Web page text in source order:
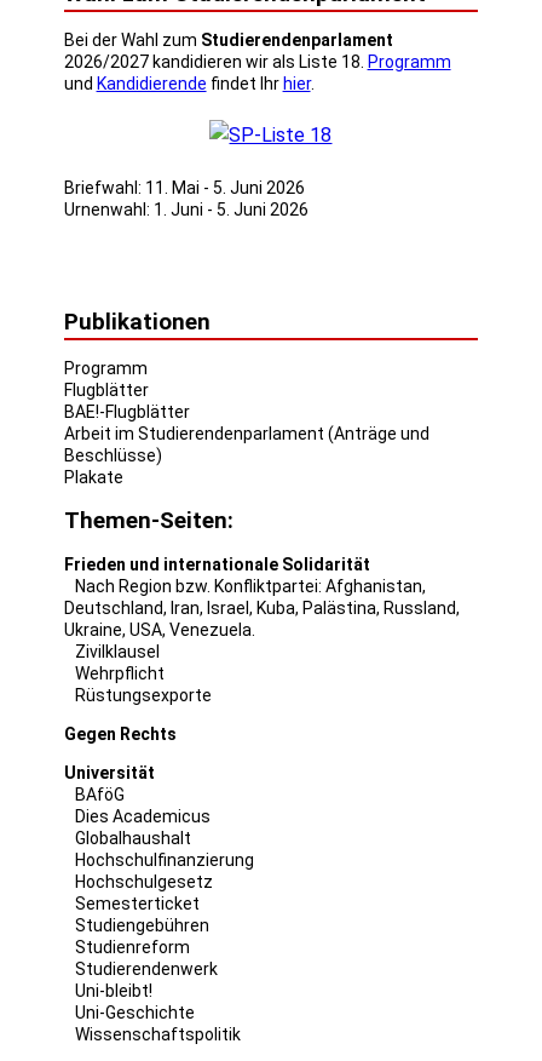
Bei der Wahl zum Studierendenparlament
2026/2027 kandidieren wir als Liste 18. Programm
und Kandidierende findet Ihr hier.
Briefwahl: 11. Mai - 5. Juni 2026
Urnenwahl: 1. Juni - 5. Juni 2026
Publikationen
Programm
Flugblätter
BAE!-Flugblätter
Arbeit im Studierendenparlament (Anträge und
Beschlüsse)
Plakate
Themen-Seiten:
Frieden und internationale Solidarität
Nach Region bzw. Konfliktpartei: Afghanistan,
Deutschland, Iran, Israel , Kuba, Palästina, Russland,
Ukraine, USA, Venezuela
Zivilklausel
Wehrpflicht
Rüstungsexporte
Gegen Rechts
Universität
BAföG
Dies Academicus
Globalhaushalt
Hochschulfinanzierung
Hochschulgesetz
Semesterticket
Studiengebühren
Studienreform
Studierendenwerk
Uni-bleibt!
Uni-Geschichte
Wissenschaftspolitik